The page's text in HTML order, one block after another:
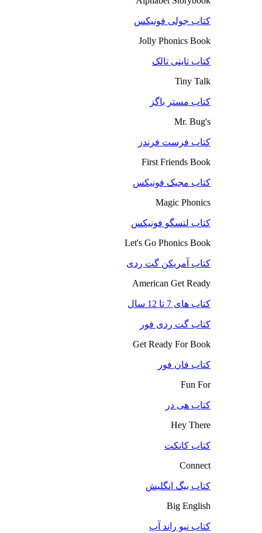
کتاب جولی فونیکس
Jolly Phonics Book
کتاب تاینی تالک
Tiny Talk
کتاب مستر باگز
Mr. Bug's
کتاب فرست فرندز
First Friends Book
کتاب مجیک فونیکس
Magic Phonics
کتاب لتسگو فونیکس
Let's Go Phonics Book
کتاب آمریکن گت ردی
American Get Ready
کتاب های 7 تا 12 سال
کتاب گت ردی فور
Get Ready For Book
کتاب فان فور
Fun For
کتاب هی در
Hey There
کتاب کانکت
Connect
کتاب بیگ انگلیش
Big English
کتاب نیو راند آپ